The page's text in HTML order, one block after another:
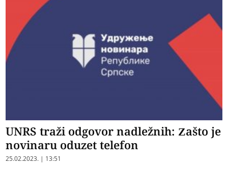
UNRS traži odgovor nadležnih: Zašto je
novinaru oduzet telefon
25.02.2023. | 13:51